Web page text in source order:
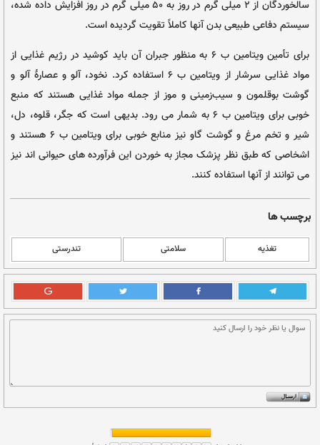
دانشگاه تفتس سطح ایالت ماساچوست در
غذایی فقیر از نظیر ویتامین ب ۶ استفاده کرده‌اند، سیستم دفاع طبیعی بدن
مقدار ویتامین ب ۶ ضروری روزانه برای اشخاص جوان بالغ در حدود ۲ میلی
برای اشخاص سالخورده به هیچ وجه کافی نیست.
آزمایش ها نشان داده است همین که مقدار ویتامین ب ۶ در رژیم غذایی
آنها کاملاً تقویت گردیده است.
برای تأمین ویتامین ب ۶ به منظور جبران آن باید کوشید در رژیم غذایی از
مواد غذایی سرشار از ویتامین ب ۶ استفاده کرد. نخود، آلو و عصارۀ آلو و
خوبی برای ویتامین ب ۶ به شمار می رود. بدیهی است که جگر، قلوه، دل،
شیر و تخم مرغ و گوشت گاو نیز منابع خوبی برای ویتامین ب ۶ هستند و